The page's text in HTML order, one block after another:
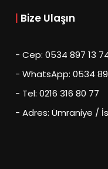
| Bize Ulaşın
- Cep: 0534 897 13
- WhatsApp: 0534
- Tel: 0216 316 80 77
- Adres: Ümraniye /